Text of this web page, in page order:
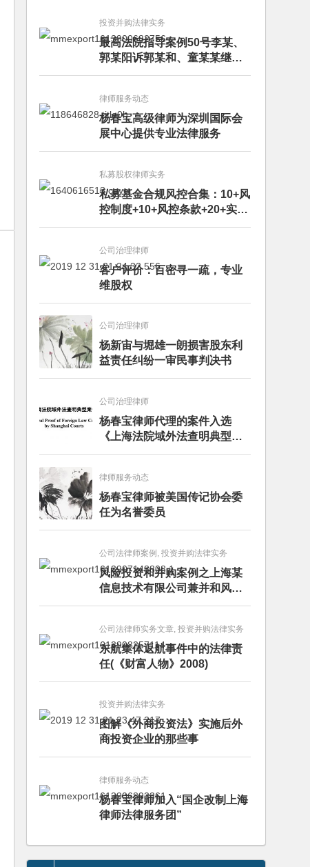
投资并购法律实务
最高法院指导案例50号李某、
郭某阳诉郭某和、童某某继承
纠纷案
律师服务动态
杨春宝高级律师为深圳国际会
展中心提供专业法律服务
私募股权律师实务
私募基金合规风控合集：10+风
控制度+10+风控条款+20+实务
文章+每月动态
公司治理律师
客户评价：百密寻一疏，专业
维股权
公司治理律师
杨新宙与堀雄一朗损害股东利
益责任纠纷一审民事判决书
公司治理律师
杨春宝律师代理的案件入选
《上海法院域外法查明典型案
例》
律师服务动态
杨春宝律师被美国传记协会委
任为名誉委员
公司法律师案例, 投资并购法律实务
风险投资和并购案例之上海某
信息技术有限公司兼并和风险
投资服务
公司法律师实务文章, 投资并购法律实务
东航集体返航事件中的法律责
任(《财富人物》2008)
投资并购法律实务
图解《外商投资法》实施后外
商投资企业的那些事
律师服务动态
杨春宝律师加入“国企改制上海
律师法律服务团”